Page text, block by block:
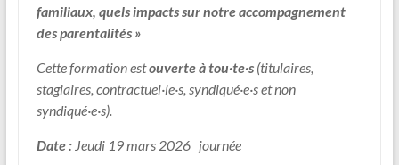
familiaux, quels impacts sur notre accompagnement
des parentalités »
Cette formation estouverte à tou·te·s(titulaires,
stagiaires, contractuel·le·s, syndiqué·e·s et non
syndiqué·e·s).
Date :Jeudi 19 mars 2026 journée